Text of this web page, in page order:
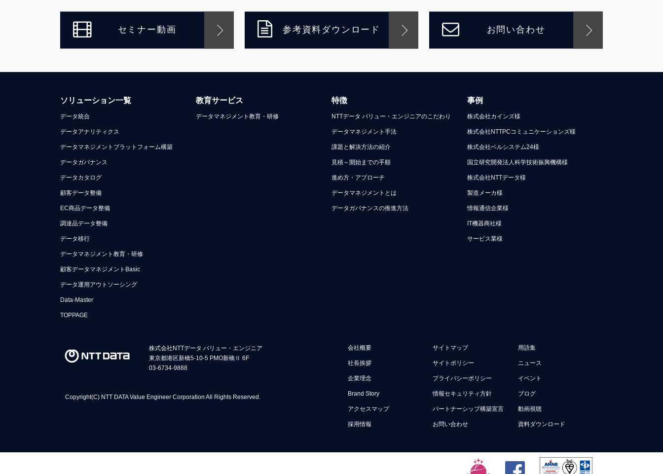
セミナー動画 参考資料ダウンロード お問い合わせ
ソリューション一覧
データ統合
データアナリティクス
データマネジメントプラットフォーム構築
データガバナンス
データカタログ
顧客データ整備
EC商品データ整備
調達品データ整備
データ移行
データマネジメント教育・研修
顧客データマネジメントBasic
データ運用アウトソーシング
Data-Master
TOPPAGE
教育サービス
データマネジメント教育・研修
特徴
NTTデータ バリュー・エンジニアのこだわり
データマネジメント手法
課題と解決方法の紹介
見積～開始までの手順
進め方・アプローチ
データマネジメントとは
データガバナンスの推進方法
事例
株式会社カインズ様
株式会社NTTPCコミュニケーションズ様
株式会社ベルシステム24様
国立研究開発法人科学技術振興機構様
株式会社NTTデータ様
製造メーカ様
情報通信企業様
IT機器商社様
サービス業様
会社概要
社長挨拶
企業理念
Brand Story
アクセスマップ
採用情報
サイトマップ
サイトポリシー
プライバシーポリシー
情報セキュリティ方針
パートナーシップ構築宣言
お問い合わせ
用語集
ニュース
イベント
ブログ
動画視聴
資料ダウンロード
株式会社NTTデータ バリュー・エンジニア
東京都港区新橋5-10-5 PMO新橋Ⅱ 6F
03-6734-9888
Copyright(C) NTT DATA Value Engineer Corporation All Rights Reserved.